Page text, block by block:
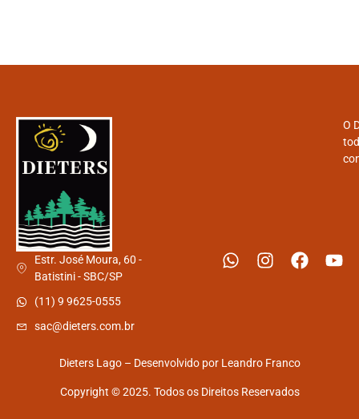
O
Estr. José Moura, 60 -
Batistini - SBC/SP
(11) 9 9625-0555
sac@dieters.com.br
Dieters Lago – Desenvolvido por Leandro Franco
Copyright © 2025. Todos os Direitos Reservados